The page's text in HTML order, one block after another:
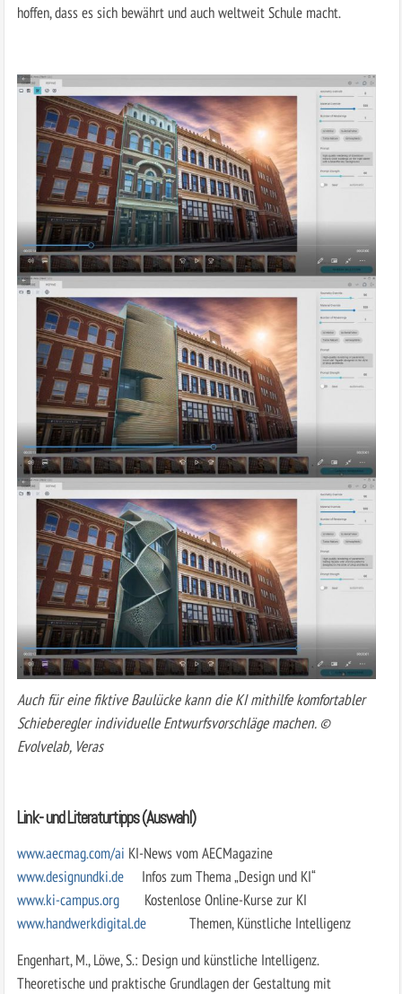
hoffen, dass es sich bewährt und auch weltweit Schule macht.
Auch für eine fiktive Baulücke kann die KI mithilfe komfortabler
Schieberegler individuelle Entwurfsvorschläge machen. ©
Evolvelab, Veras
Link- und Literaturtipps (Auswahl)
www.aecmag.com/ai KI-News vom AECMagazine
www.designundki.deInfos zum Thema „Design und KI“
www.ki-campus.orgKostenlose Online-Kurse zur KI
www.handwerkdigital.deThemen, Künstliche Intelligenz
Engenhart, M., Löwe, S.: Design und künstliche Intelligenz.
Theoretische und praktische Grundlagen der Gestaltung mit